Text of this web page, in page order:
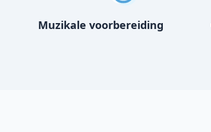
Muzikale voorbereiding